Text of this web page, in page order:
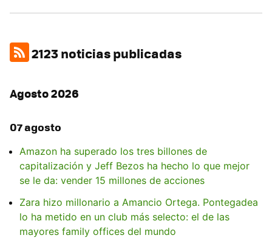
2123 noticias publicadas
Agosto 2026
07 agosto
Amazon ha superado los tres billones de
capitalización y Jeff Bezos ha hecho lo que mejor
se le da: vender 15 millones de acciones
Zara hizo millonario a Amancio Ortega. Pontegadea
lo ha metido en un club más selecto: el de las
mayores family offices del mundo